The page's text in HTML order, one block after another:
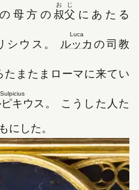
の母方の叔父
おじ
にあたる
シウス。 ルッカ
Luca
の司教
たまたまローマに来てい
キウス
Sulpicius
。 こうした人た
にした。